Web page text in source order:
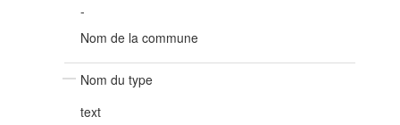
-
Nom de la commune
Nom du type
text